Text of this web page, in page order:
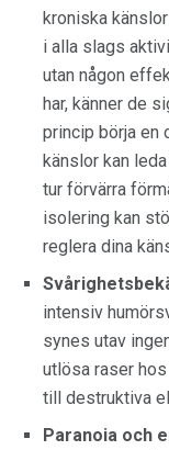
kroniska
i alla slags
utan någon
har, känner de
princip börja en
känslor kan
tur förvärra
isolering kan
reglera dina
intensiv
synes utav
utlösa raser
till destruktiva
Paranoia och